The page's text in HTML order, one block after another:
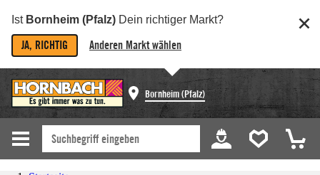
Ist Bornheim (Pfalz) Dein richtiger Markt?
JA, RICHTIG Anderen Markt wählen
Bornheim (Pfalz)